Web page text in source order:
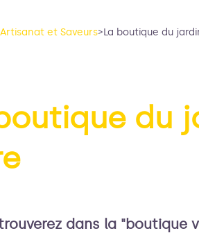
Artisanat et Saveurs>La boutique du
du
dans la "boutique